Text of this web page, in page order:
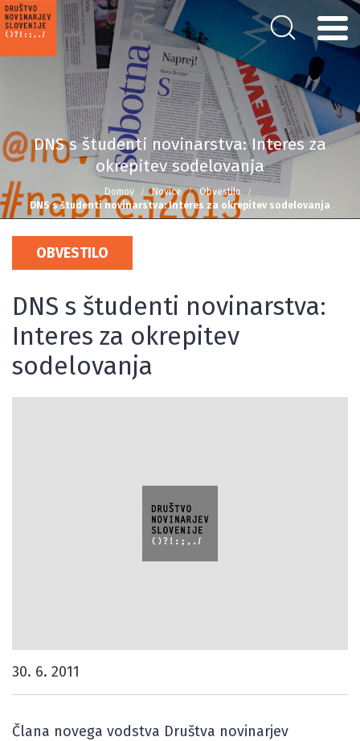
DNS s študenti novinarstva: Interes za
okrepitev sodelovanja
Domov Novice
Obvestilo
DNS s študenti novinarstva: Interes za okrepitev sodelovanja
OBVESTILO
DNS s študenti novinarstva:
Interes za okrepitev
sodelovanja
30. 6. 2011
Člana novega vodstva Društva novinarjev